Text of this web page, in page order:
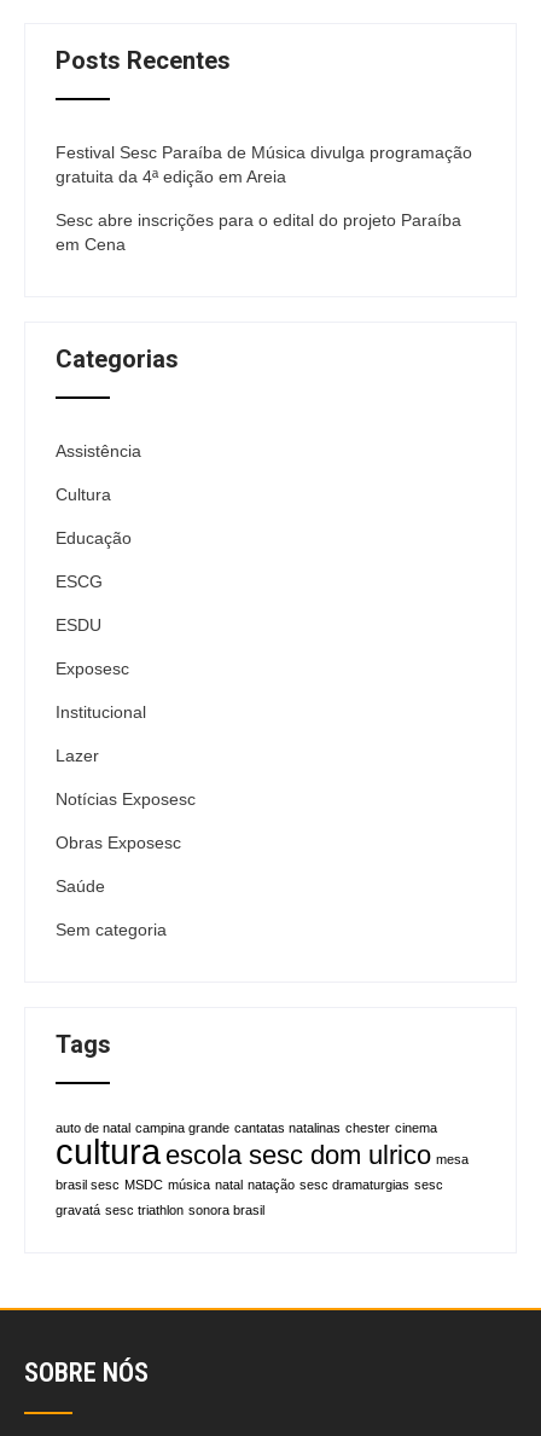
Posts Recentes
Festival Sesc Paraíba de Música divulga programação
gratuita da 4ª edição em Areia
Sesc abre inscrições para o edital do projeto Paraíba
em Cena
Categorias
Assistência
Cultura
Educação
ESCG
ESDU
Exposesc
Institucional
Lazer
Notícias Exposesc
Obras Exposesc
Saúde
Sem categoria
Tags
auto de natal campina grande cantatas natalinas chester cinema
cultura escola sesc dom ulrico mesa
brasil sesc MSDC música natal natação sesc dramaturgias sesc
gravatá sesc triathlon sonora brasil
SOBRE NÓS